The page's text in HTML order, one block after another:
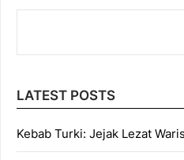
LATEST POSTS
Kebab Turki: Jejak Lezat